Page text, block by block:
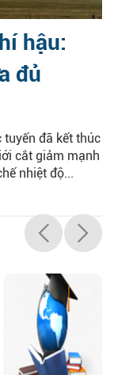
hậu:
đủ
đã kết thúc
cắt giảm mạnh
nhiệt độ...